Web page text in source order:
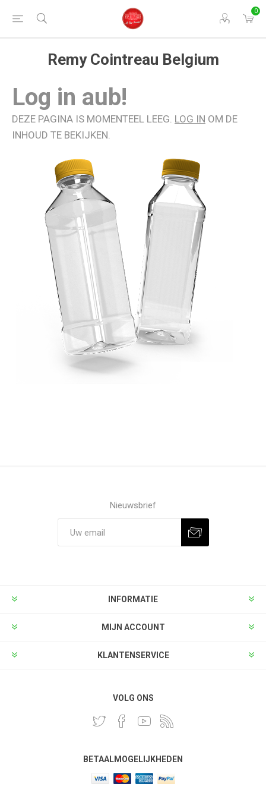
0
Remy Cointreau Belgium
Log in aub!
DEZE PAGINA IS MOMENTEEL LEEG. LOG IN OM DE
INHOUD TE BEKIJKEN.
Nieuwsbrief
INFORMATIE
MIJN ACCOUNT
KLANTENSERVICE
VOLG ONS
BETAALMOGELIJKHEDEN